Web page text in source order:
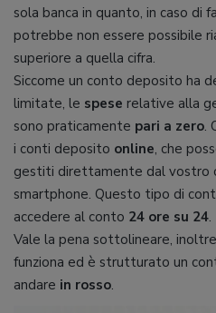
sola banca in quanto, in caso di
potrebbe non essere possibile
superiore a quella cifra.
Siccome un conto deposito ha
limitate, le spese relative alla
sono praticamente pari a zero.
i conti deposito online, che
gestiti direttamente dal vostro
smartphone. Questo tipo di
accedere al conto 24 ore su 24.
Vale la pena sottolineare,
funziona ed è strutturato un
andare in rosso.